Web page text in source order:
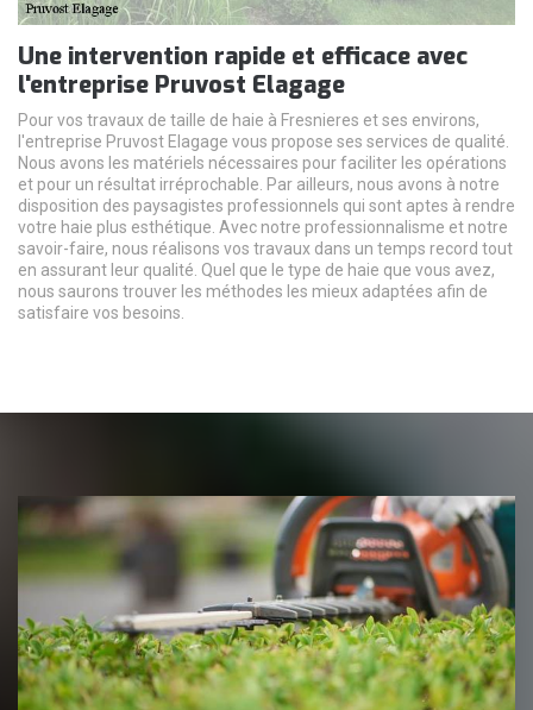
Une intervention rapide et efficace avec
l'entreprise Pruvost Elagage
Pour vos travaux de taille de haie à Fresnieres et ses environs,
l'entreprise Pruvost Elagage vous propose ses services de qualité.
Nous avons les matériels nécessaires pour faciliter les opérations
et pour un résultat irréprochable. Par ailleurs, nous avons à notre
disposition des paysagistes professionnels qui sont aptes à rendre
votre haie plus esthétique. Avec notre professionnalisme et notre
savoir-faire, nous réalisons vos travaux dans un temps record tout
en assurant leur qualité. Quel que le type de haie que vous avez,
nous saurons trouver les méthodes les mieux adaptées afin de
satisfaire vos besoins.